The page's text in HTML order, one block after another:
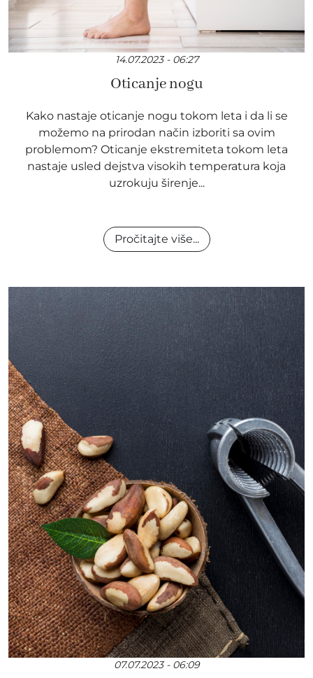
14.07.2023 - 06:27
Oticanje nogu
Kako nastaje oticanje nogu tokom leta i da li se
možemo na prirodan način izboriti sa ovim
problemom? Oticanje ekstremiteta tokom leta
nastaje usled dejstva visokih temperatura koja
uzrokuju širenje...
Pročitajte više...
07.07.2023 - 06:09